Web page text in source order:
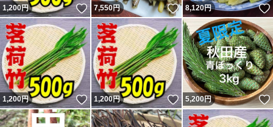
1,200円 いいね！
7,550円 いいね！
8,120円
1,200円 いいね！
1,200円 いいね！
5,200円